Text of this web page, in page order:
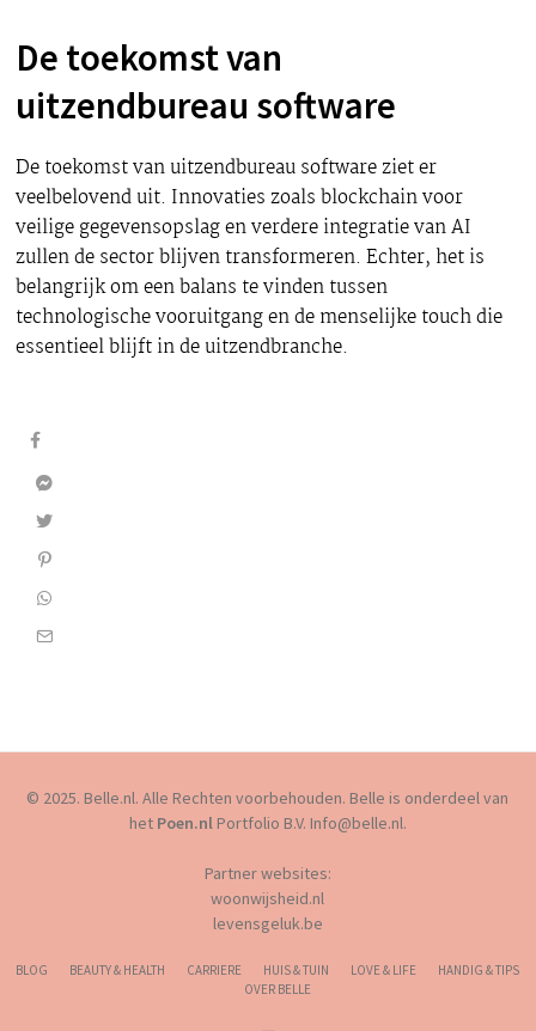
De toekomst van
uitzendbureau software
De toekomst van uitzendbureau software ziet er
veelbelovend uit. Innovaties zoals blockchain voor
veilige gegevensopslag en verdere integratie van AI
zullen de sector blijven transformeren. Echter, het is
belangrijk om een balans te vinden tussen
technologische vooruitgang en de menselijke touch die
essentieel blijft in de uitzendbranche.
© 2025. Belle.nl. Alle Rechten voorbehouden. Belle is onderdeel van
het Poen.nlPortfolio B.V. Info@belle.nl.
Partner websites:
woonwijsheid.nl
levensgeluk.be
BLOG BEAUTY & HEALTH CARRIERE HUIS & TUIN LOVE & LIFE
HANDIG & TIPS
OVER BELLE